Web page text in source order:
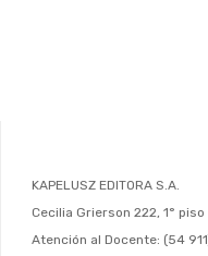
KAPELUSZ EDITORA S.A.
Cecilia Grierson 222, 1° piso
Atención al Docente: (54